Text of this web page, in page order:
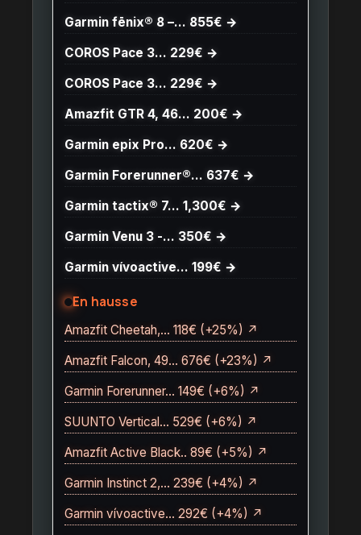
Garmin fēnix® 8 –… 855€ →
COROS Pace 3… 229€ →
COROS Pace 3… 229€ →
Amazfit GTR 4, 46… 200€ →
Garmin epix Pro… 620€ →
Garmin Forerunner®… 637€ →
Garmin tactix® 7… 1,300€ →
Garmin Venu 3 -… 350€ →
Garmin vívoactive… 199€ →
En hausse
Amazfit Cheetah,… 118€ (+25%) ↗
Amazfit Falcon, 49… 676€ (+23%) ↗
Garmin Forerunner… 149€ (+6%) ↗
SUUNTO Vertical… 529€ (+6%) ↗
Amazfit Active Black.. 89€ (+5%) ↗
Garmin Instinct 2,… 239€ (+4%) ↗
Garmin vívoactive… 292€ (+4%) ↗